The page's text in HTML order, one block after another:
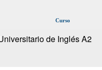
Curso
de Inglés A2